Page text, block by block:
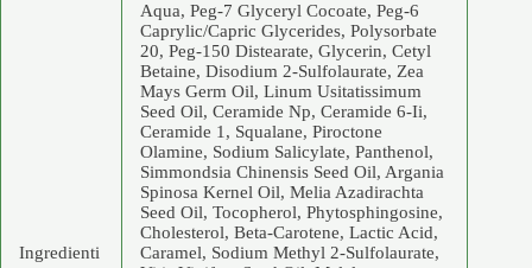
Ingredienti
Aqua, Peg-7 Glyceryl Cocoate, Peg-6
Caprylic/Capric Glycerides, Polysorbate
20, Peg-150 Distearate, Glycerin, Cetyl
Betaine, Disodium 2-Sulfolaurate, Zea
Mays Germ Oil, Linum Usitatissimum
Seed Oil, Ceramide Np, Ceramide 6-Ii,
Ceramide 1, Squalane, Piroctone
Olamine, Sodium Salicylate, Panthenol,
Simmondsia Chinensis Seed Oil, Argania
Spinosa Kernel Oil, Melia Azadirachta
Seed Oil, Tocopherol, Phytosphingosine,
Cholesterol, Beta-Carotene, Lactic Acid,
Caramel, Sodium Methyl 2-Sulfolaurate,